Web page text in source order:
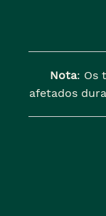
Nota: Os
afetados